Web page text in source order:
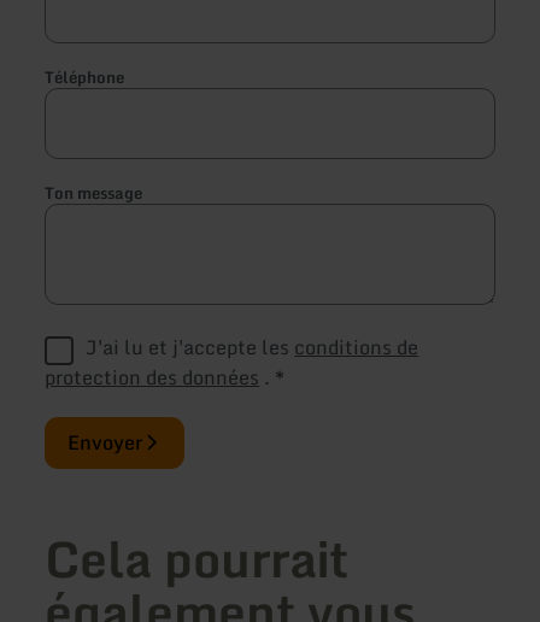
Téléphone
Ton message
J'ai lu et j'accepte les conditions de
protection des données . *
Envoyer
Cela pourrait